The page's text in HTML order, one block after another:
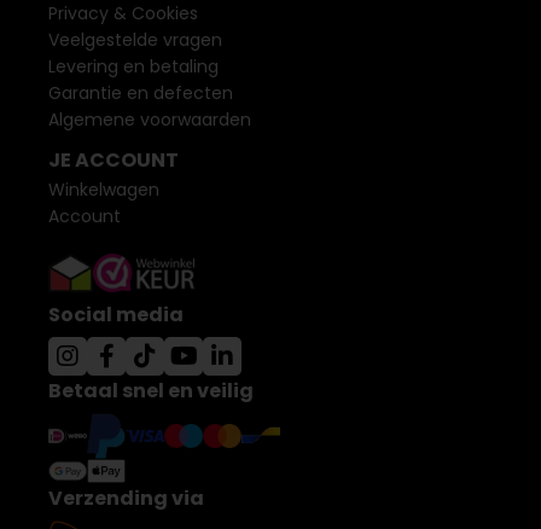
Privacy & Cookies
Veelgestelde vragen
Levering en betaling
Garantie en defecten
Algemene voorwaarden
JE ACCOUNT
Winkelwagen
Account
Social media
Betaal snel en veilig
Verzending via